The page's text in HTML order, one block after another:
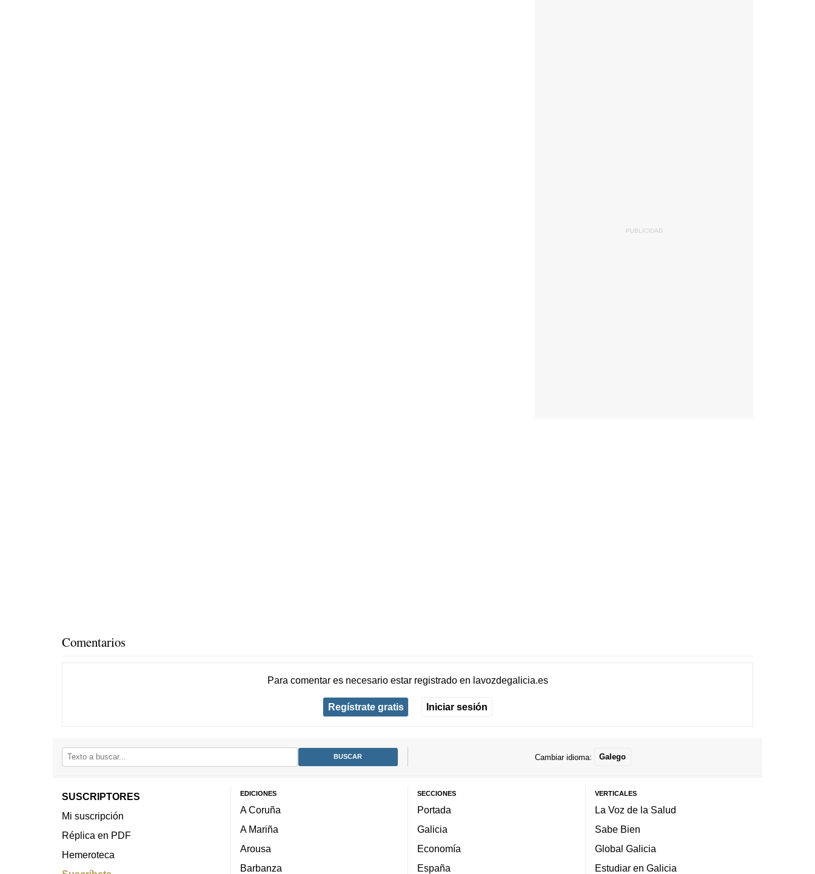
Comentarios
Para comentar es necesario estar registradoen lavozdegalicia.es
Regístrate gratis Iniciar sesión
Cambiar idioma: Galego
SUSCRIPTORES
Mi suscripción
Réplica en PDF
Hemeroteca
EDICIONES
A Coruña
A Mariña
Arousa
Barbanza
SECCIONES
Portada
Galicia
Economía
España
VERTICALES
La Voz de la Salud
Sabe Bien
Global Galicia
Estudiar en Galicia